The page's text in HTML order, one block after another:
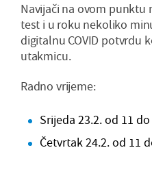
Navijači na ovom
test i u roku nekoliko
digitalnu COVID potvrdu
utakmicu.
Radno vrijeme:
Srijeda 23.2. od 11
Četvrtak 24.2. od 11